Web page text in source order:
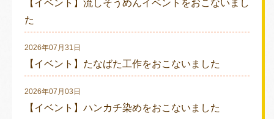
【イベント】流しそうめんイベントをおこないまし
た
2026年07月31日
【イベント】たなばた工作をおこないました
2026年07月03日
【イベント】ハンカチ染めをおこないました